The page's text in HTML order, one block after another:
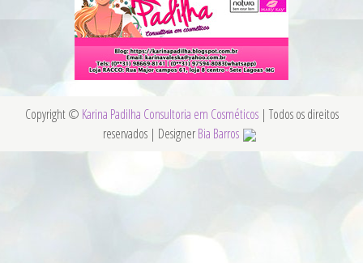
Copyright © Karina Padilha Consultoria em Cosméticos | Todos os direitos
reservados | DesignerBia Barros